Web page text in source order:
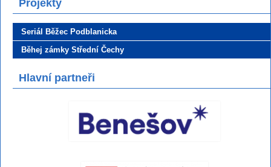
Projekty
Seriál Běžec Podblanicka
Běhej zámky Střední Čechy
Hlavní partneři